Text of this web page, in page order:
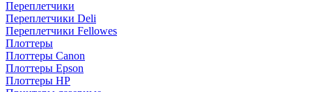
Переплетчики
Переплетчики Deli
Переплетчики Fellowes
Плоттеры
Плоттеры Canon
Плоттеры Epson
Плоттеры HP